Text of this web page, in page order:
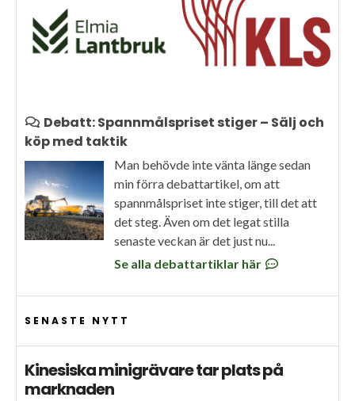
Debatt: Spannmålspriset stiger – Sälj och
köp med taktik
Man behövde inte vänta länge sedan
min förra debattartikel, om att
spannmålspriset inte stiger, till det att
det steg. Även om det legat stilla
senaste veckan är det just nu...
Se alla debattartiklar här
SENASTE NYTT
Kinesiska minigrävare tar plats på
marknaden